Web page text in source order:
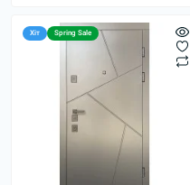
Хіт Spring Sale